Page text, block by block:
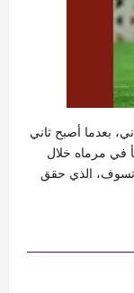
بعدما أصبح ثاني
في مرماه خلال
الذي حقق